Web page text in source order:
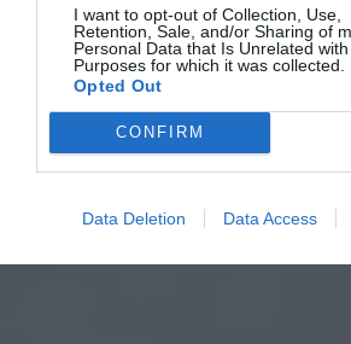
I want to opt-out of Collection, Use,
Retention, Sale, and/or Sharing of
Personal Data that Is Unrelated
Purposes for which it was collected.
Opted Out
CONFIRM
Data Deletion Data Access